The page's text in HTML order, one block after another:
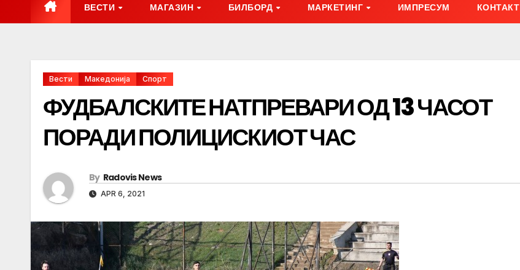
ВЕСТИ МАГАЗИН БИЛБОРД МАРКЕТИНГ ИМПРЕСУМ КОНТАКТ
Вести Македонија Спорт
ФУДБАЛСКИТЕ НАТПРЕВАРИ ОД 13 ЧАСОТ
ПОРАДИ ПОЛИЦИСКИОТ ЧАС
By Radovis News
APR 6, 2021